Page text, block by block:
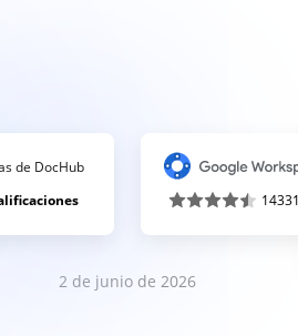
de DocHub
14331
2 de junio de 2026